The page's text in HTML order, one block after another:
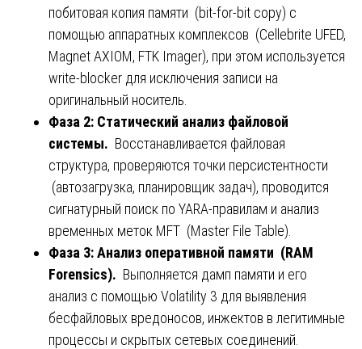
побитовая копия памяти (bit-for-bit copy) с
помощью аппаратных комплексов (Cellebrite UFED,
Magnet AXIOM, FTK Imager), при этом используется
write-blocker для исключения записи на
оригинальный носитель.
Фаза 2: Статический анализ файловой
системы. Восстанавливается файловая
структура, проверяются точки персистентности
(автозагрузка, планировщик задач), проводится
сигнатурный поиск по YARA-правилам и анализ
временных меток MFT (Master File Table).
Фаза 3: Анализ оперативной памяти (RAM
Forensics). Выполняется дамп памяти и его
анализ с помощью Volatility 3 для выявления
бесфайловых вредоносов, инжектов в легитимные
процессы и скрытых сетевых соединений.